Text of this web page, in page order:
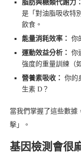
脂肪與糖類代謝力：
是「對油脂吸收特
飲食。
能量消耗效率： 你
運動效益分析： 你
強度的重量訓練（
營養素吸收： 你的
生素 D？
當我們掌握了這些數據
擊」。
基因檢測會很